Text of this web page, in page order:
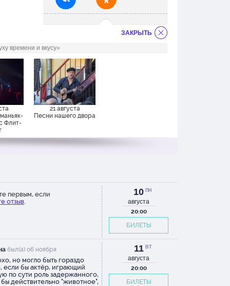
ЗАКРЫТЬ
времени и вкусу»
Флит-
21 августа
Песни нашего двора
первым, если
отзыв.
10 ПН
августа
20:00
БИЛЕТЫ
был(а) 06 ноября
но могло быть гораздо
если бы актёр, играющий
по сути роль задержанного,
бы действительно "животное",
11 ВТ
августа
20:00
БИЛЕТЫ